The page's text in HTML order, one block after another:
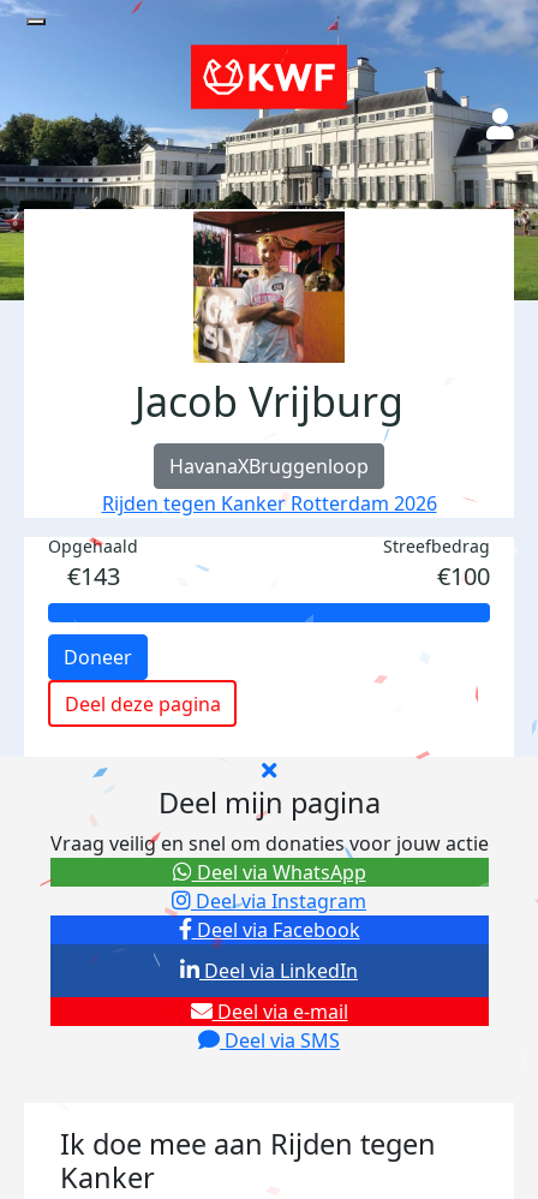
Jacob Vrijburg
HavanaXBruggenloop
Rijden tegen Kanker Rotterdam 2026
Opgehaald
€143
Streefbedrag
€100
Doneer
Deel deze pagina
Deel mijn pagina
Vraag veilig en snel om donaties voor jouw actie
Deel via Facebook
Deel via Instagram
Deel via e-mail
Deel via SMS
Deel via LinkedIn
Deel via WhatsApp
Ik doe mee aan Rijden tegen
Kanker